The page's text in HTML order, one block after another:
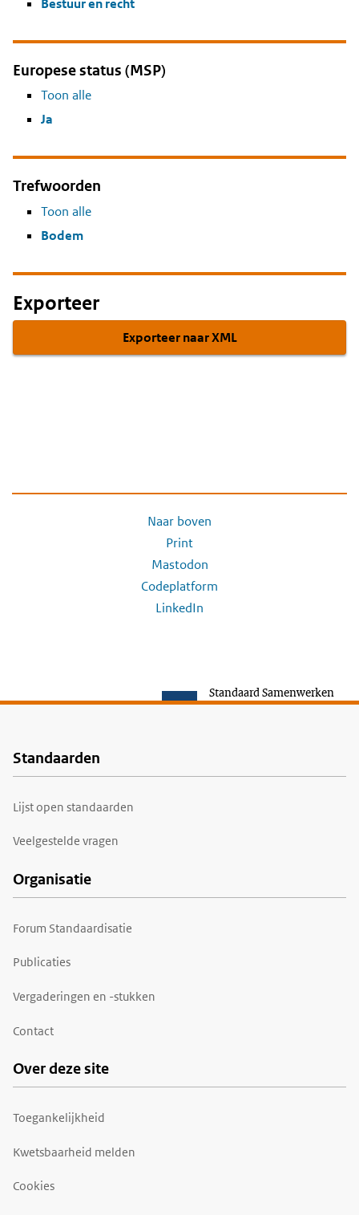
Bestuur en recht
Europese status (MSP)
Toon alle
Ja
Trefwoorden
Toon alle
Bodem
Exporteer
Exporteer naar XML
Naar boven
Print
Mastodon
Codeplatform
LinkedIn
Standaard Samenwerken
Voet
Standaarden
Lijst open standaarden
Veelgestelde vragen
Organisatie
Forum Standaardisatie
Publicaties
Vergaderingen en -stukken
Contact
Over deze site
Toegankelijkheid
Kwetsbaarheid melden
Cookies